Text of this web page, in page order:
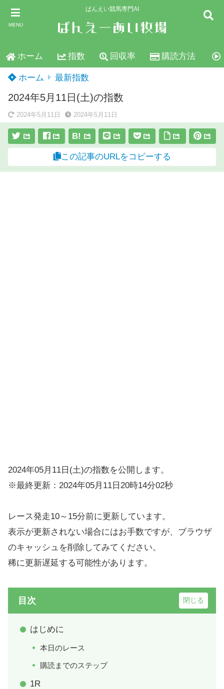
MENU
ばんえい競馬専門AI
ホーム 指数 回収率 購読方法
ホーム 最新指数
2024年5月11日(土)の指数
2024年5月11日 2024年5月11日
B!
この記事のURLをコピーする
2024年05月11日(土)の指数を公開します。
※最終更新：2024年05月11日20時14分02秒
レース発走10～15分前に更新しています。
表示が更新されない場合にはお手数ですが、ブラウザ
のキャッシュを削除してみてください。
稀に更新遅延する可能性があります。
目次
はじめに
本日のレース
購読までのステップ
1R